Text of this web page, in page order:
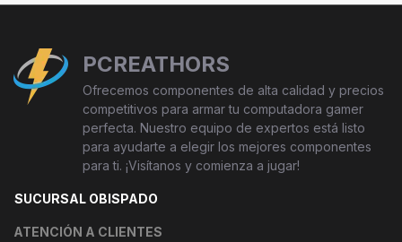
PCREATHORS
Ofrecemos componentes de alta calidad y precios
competitivos para armar tu computadora gamer
perfecta. Nuestro equipo de expertos está listo
para ayudarte a elegir los mejores componentes
para ti. ¡Visítanos y comienza a jugar!
SUCURSAL OBISPADO
ATENCIÓN A CLIENTES